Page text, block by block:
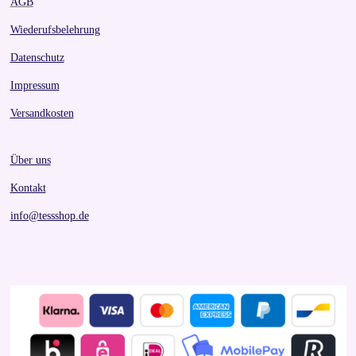
Wiederufsbelehrung
Datenschutz
Impressum
Versandkosten
Über uns
Kontakt
info@tessshop.de